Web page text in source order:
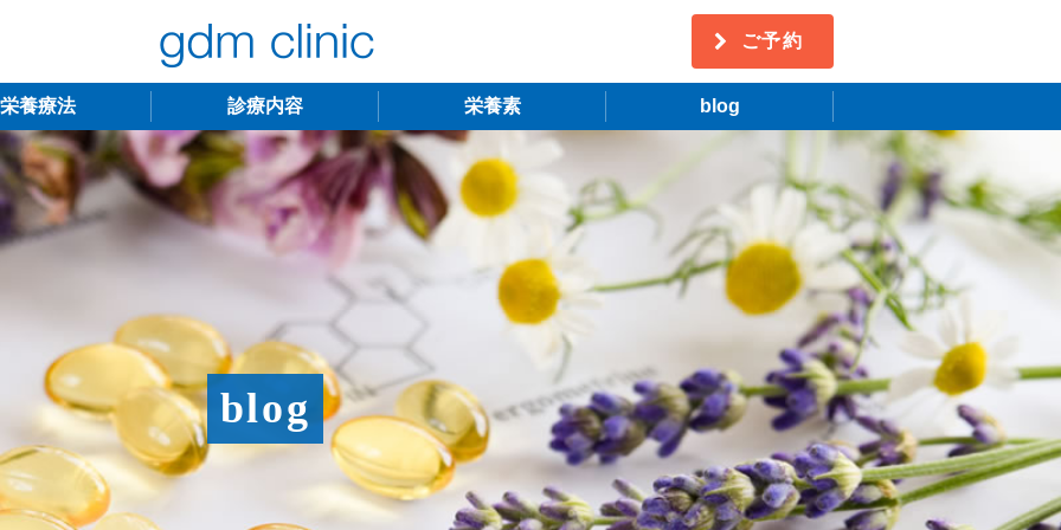
ご予約
栄養療法 診療内容
不妊治療 うつ・慢性疲労
更年期障害
ニキビ・シミ
レーザー脱毛 月経
栄養素 blog
blog